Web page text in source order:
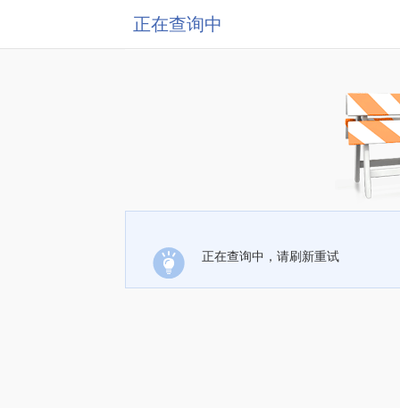
正在查询中
正在查询中，请刷新重试